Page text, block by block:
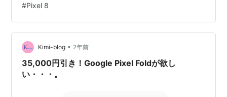
Pixel 8に搭載されない」と明らかにした。続いて
「Geminiをより多くの機器に適用するために努力中」と
し、「近い将来に高級型機器がより多くなるだろう」と
明らかにした。 昨年、GoogleはGeminiを搭載したPixel
8 Proスマートフォン…
#Pixel 8
Kimi-blog • 2年前
35,000円引き！Google Pixel Foldが欲し
い・・・。